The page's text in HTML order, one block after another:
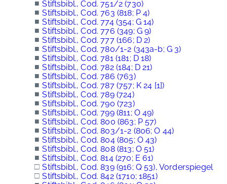
■ Stiftsbibl., Cod. 751/2 (730)
■ Stiftsbibl., Cod. 763 (818; P 4)
■ Stiftsbibl., Cod. 774 (354; G 14)
■ Stiftsbibl., Cod. 776 (349; G 9)
■ Stiftsbibl., Cod. 777 (166; D 2)
■ Stiftsbibl., Cod. 780/1-2 (343a-b; G 3)
■ Stiftsbibl., Cod. 781 (181; D 18)
■ Stiftsbibl., Cod. 782 (184; D 21)
■ Stiftsbibl., Cod. 786 (763)
■ Stiftsbibl., Cod. 787 (757; K 24 [1])
■ Stiftsbibl., Cod. 789 (724)
■ Stiftsbibl., Cod. 790 (723)
■ Stiftsbibl., Cod. 799 (811; O 49)
■ Stiftsbibl., Cod. 800 (863; P 57)
■ Stiftsbibl., Cod. 803/1-2 (806; O 44)
■ Stiftsbibl., Cod. 804 (805; O 43)
■ Stiftsbibl., Cod. 808 (813; O 51)
■ Stiftsbibl., Cod. 814 (270; E 61)
□ Stiftsbibl., Cod. 839 (916; Q 53), Vorderspiegel
□ Stiftsbibl., Cod. 842 (1710; 1851)